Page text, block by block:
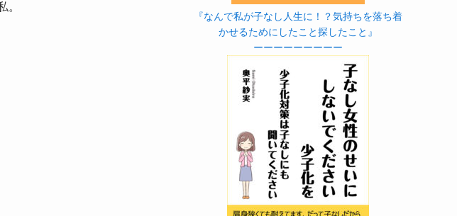
。
『なんで私が子なし人生に！？気持ちを落ち着
かせるためにしたこと探したこと』
ーーーーーーーーー